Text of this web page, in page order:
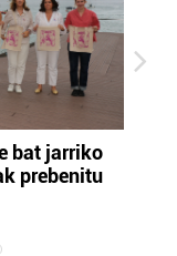
bat jarriko
prebenitu